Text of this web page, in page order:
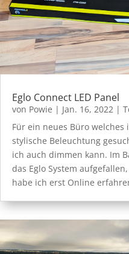
Eglo Connect LED Panel
von Powie | Jan. 16, 2022 |
Für ein neues Büro
stylische Beleuchtung
ich auch dimmen kann. Im
das Eglo System
habe ich erst Online